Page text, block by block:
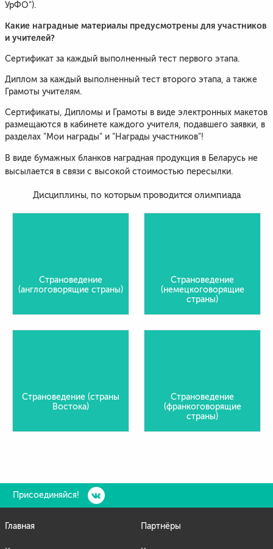
УрФО").
Какие наградные материалы предусмотрены для участников
и учителей?
Сертификат за каждый выполненный тест первого этапа.
Диплом за каждый выполненный тест второго этапа, а также
Грамоты учителям.
Сертификаты, Дипломы и Грамоты в виде электронных макетов
размещаются в кабинете каждого учителя, подавшего заявки, в
разделах "Мои награды" и "Награды участников"!
В виде бумажных бланков наградная продукция в Беларусь не
высылается в связи с высокой стоимостью пересылки.
Дисциплины, по которым проводится олимпиада
Страноведение
(англоговорящие страны)
Страноведение
(немецкоговорящие
страны)
Страноведение (страны
Востока)
Страноведение
(франкоговорящие
страны)
Присоединяйся!
Главная Партнёры